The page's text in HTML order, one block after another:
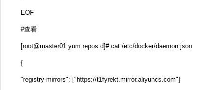
EOF
#查看
[root@master01 yum.repos.d]# cat /etc/docker/daemon.json
{
"registry-mirrors": ["https://t1fyrekt.mirror.aliyuncs.com"]